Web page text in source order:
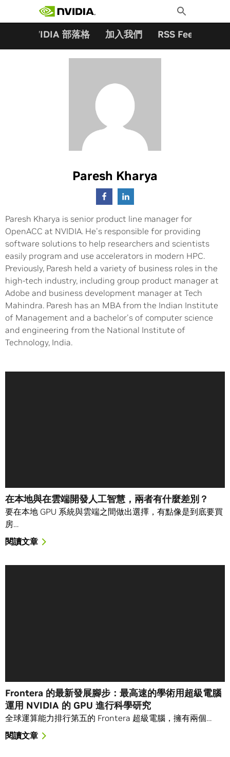
Toggle
Search
NVIDIA 部落格 加入我們 RSS Feeds
Paresh Kharya
Paresh Kharya is senior product line manager for
OpenACC at NVIDIA. He's responsible for providing
software solutions to help researchers and scientists
easily program and use accelerators in modern HPC.
Previously, Paresh held a variety of business roles in the
high-tech industry, including group product manager at
Adobe and business development manager at Tech
Mahindra. Paresh has an MBA from the Indian Institute
of Management and a bachelor's of computer science
and engineering from the National Institute of
Technology, India.
在本地與在雲端開發人工智慧，兩者有什麼差別？
要在本地 GPU 系統與雲端之間做出選擇，有點像是到底要買
房…
閱讀文章
Frontera 的最新發展腳步：最高速的學術用超級電腦
運用 NVIDIA 的 GPU 進行科學研究
全球運算能力排行第五的 Frontera 超級電腦，擁有兩個…
閱讀文章